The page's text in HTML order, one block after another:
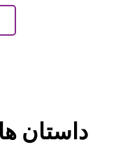
مشاهده همه
ما